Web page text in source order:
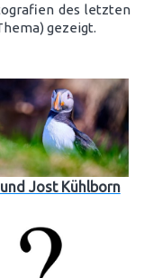
des letzten
gezeigt.
Jost Kühlborn